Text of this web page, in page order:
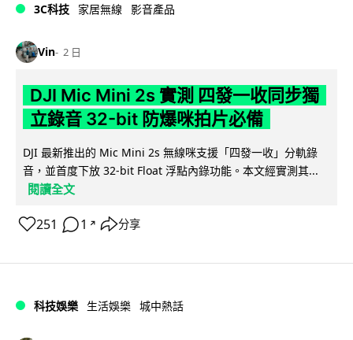
3C科技 家居無線 影音產品
Vin 2 日
DJI Mic Mini 2s 實測 四發一收同步獨
立錄音 32-bit 防爆咪拍片必備
DJI 最新推出的 Mic Mini 2s 無線咪支援「四發一收」分軌錄
音，並首度下放 32-bit Float 浮點內錄功能。本文經實測其...
閱讀全文
251 1 ↗ 分享
科技娛樂 生活娛樂 城中熱話